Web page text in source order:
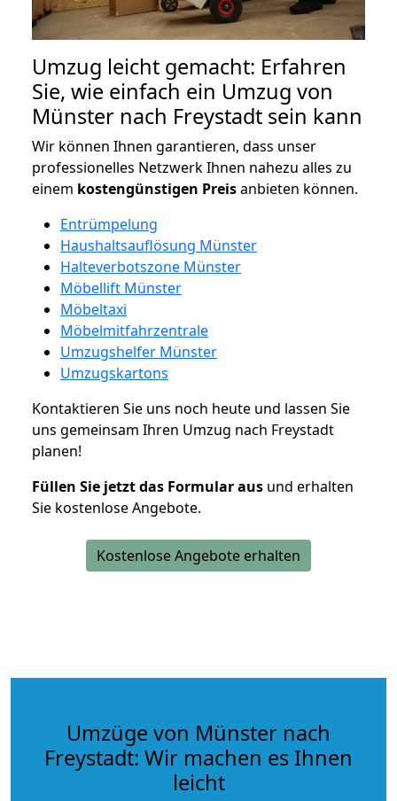
Umzug leicht gemacht: Erfahren
Sie, wie einfach ein Umzug von
Münster nach Freystadt sein kann
Wir können Ihnen garantieren, dass unser
professionelles Netzwerk Ihnen nahezu alles zu
einem kostengünstigen Preisanbieten können.
Entrümpelung
Haushaltsauflösung Münster
Halteverbotszone Münster
Möbellift Münster
Möbeltaxi
Möbelmitfahrzentrale
Umzugshelfer Münster
Umzugskartons
Kontaktieren Sie uns noch heute und lassen Sie
uns gemeinsam Ihren Umzug nach Freystadt
planen!
Füllen Sie jetzt das Formular aus und erhalten
Sie kostenlose Angebote.
Kostenlose Angebote erhalten
Umzüge von Münster nach
Freystadt: Wir machen es Ihnen
leicht